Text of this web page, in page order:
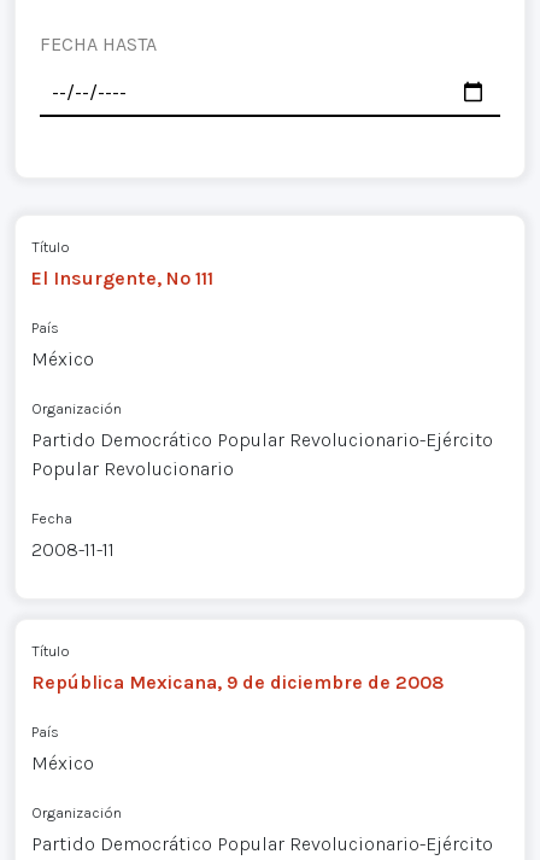
FECHA HASTA
Título
El Insurgente, Nº 111
País
México
Organización
Partido Democrático Popular Revolucionario-Ejército
Popular Revolucionario
Fecha
2008-11-11
Título
República Mexicana, 9 de diciembre de 2008
País
México
Organización
Partido Democrático Popular Revolucionario-Ejército